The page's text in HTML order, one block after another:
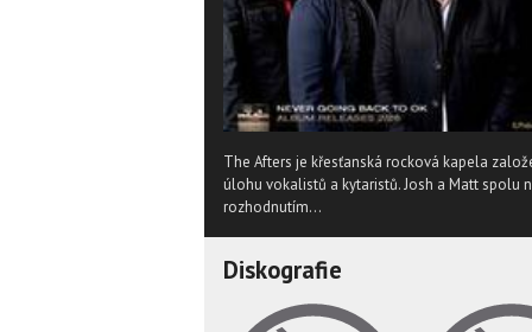
The Afters je křesťanská rocková kapela
úlohu vokalistů a kytaristů. Josh a Matt spolu
rozhodnutím...
Diskografie